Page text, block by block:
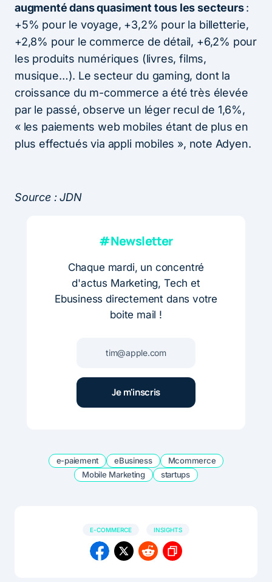
augmenté dans quasiment tous les secteurs:
+5% pour le voyage, +3,2% pour la billetterie,
+2,8% pour le commerce de détail, +6,2% pour
les produits numériques (livres, films,
musique…). Le secteur du gaming, dont la
croissance du m-commerce a été très élevée
par le passé, observe un léger recul de 1,6%,
« les paiements web mobiles étant de plus en
plus effectués via appli mobiles », note Adyen.
Source : JDN
#Newsletter
Chaque mardi, un concentré
d'actus Marketing, Tech et
Ebusiness directement dans votre
boite mail !
e-paiement eBusiness
Mcommerce
Mobile Marketing
startups
E-COMMERCE INSIGHTS